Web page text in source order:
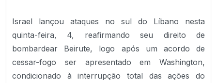
Israel lançou ataques no sul do Líbano nesta
quinta-feira, 4, reafirmando seu direito de
bombardear Beirute, logo após um acordo de
cessar-fogo ser apresentado em Washington,
condicionado à interrupção total das ações do